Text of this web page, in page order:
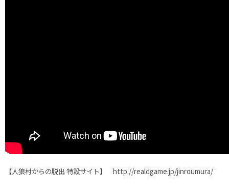
【人狼村からの脱出 特設サイト】 http://realdgame.jp/jinroumura/